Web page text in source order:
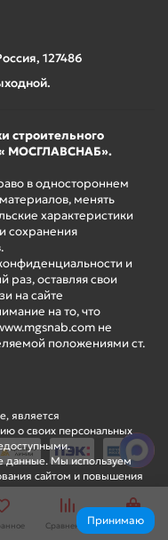
является
о своих персональных
данные. Мы используем
сайтом и повышения
Принимаю
127486
строительного
МОСГЛАВСНАБ».
в одностороннем
менять
характеристики
сохранения
и
раз, оставляя свои
на сайте
на то, что
не
положениями ст.
Сравнение Корзина